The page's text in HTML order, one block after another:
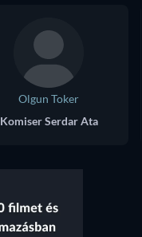
Olgun Toker
Komiser Serdar Ata